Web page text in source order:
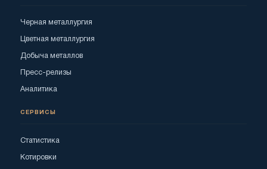
Черная металлургия
Цветная металлургия
Добыча металлов
Пресс-релизы
Аналитика
СЕРВИСЫ
Статистика
Котировки